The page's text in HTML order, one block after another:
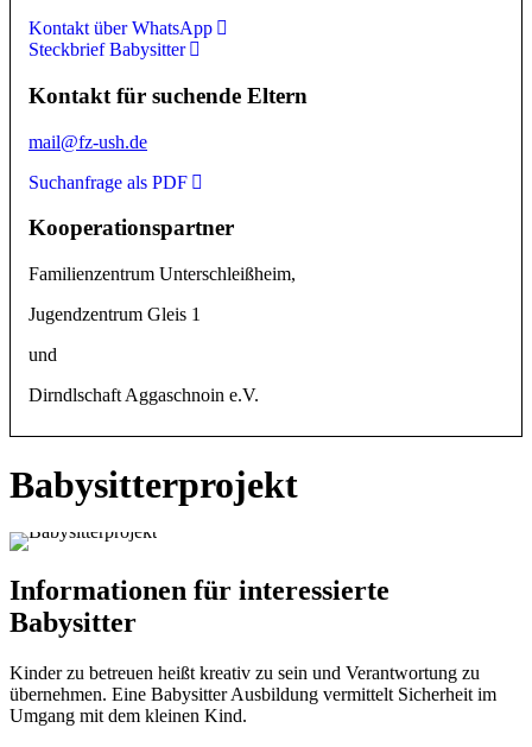
Kontakt für suchende Eltern
Kooperationspartner
Jugendzentrum Gleis 1
und
Dirndlschaft Aggaschnoin e.V.
Kontakt über WhatsApp
Steckbrief Babysitter
Kontakt für suchende Eltern
mail@fz-ush.de
Suchanfrage als PDF
Kooperationspartner
Familienzentrum Unterschleißheim,
Jugendzentrum Gleis 1
und
Dirndlschaft Aggaschnoin e.V.
Babysitterprojekt
Informationen für interessierte
Babysitter
Kinder zu betreuen heißt kreativ zu sein und Verantwortung zu
übernehmen. Eine Babysitter Ausbildung vermittelt Sicherheit im
Umgang mit dem kleinen Kind.